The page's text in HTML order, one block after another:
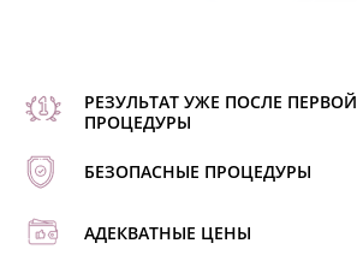
РЕЗУЛЬТАТ УЖЕ ПОСЛЕ ПЕРВОЙ
ПРОЦЕДУРЫ
БЕЗОПАСНЫЕ ПРОЦЕДУРЫ
АДЕКВАТНЫЕ ЦЕНЫ